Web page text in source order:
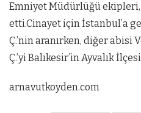
Emniyet Müdürlüğü ekipleri,
etti.Cinayet için İstanbul’a
Ç.’nin aranırken, diğer abisi
Ç.’yi Balıkesir’in Ayvalık
arnavutkoyden.com